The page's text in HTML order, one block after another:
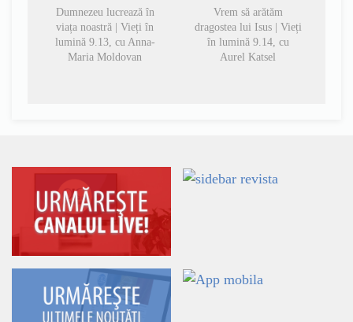
Dumnezeu lucrează în
viața noastră | Vieți în
lumină 9.13, cu Anna-
Maria Moldovan
Vrem să arătăm
dragostea lui Isus | Vieți
în lumină 9.14, cu
Aurel Katsel